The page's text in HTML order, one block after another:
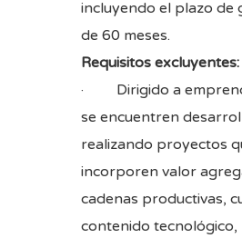
incluyendo el plazo de
de 60 meses.
Requisitos excluyentes:
· Dirigido a
se encuentren
realizando proyectos
incorporen valor
cadenas productivas,
contenido